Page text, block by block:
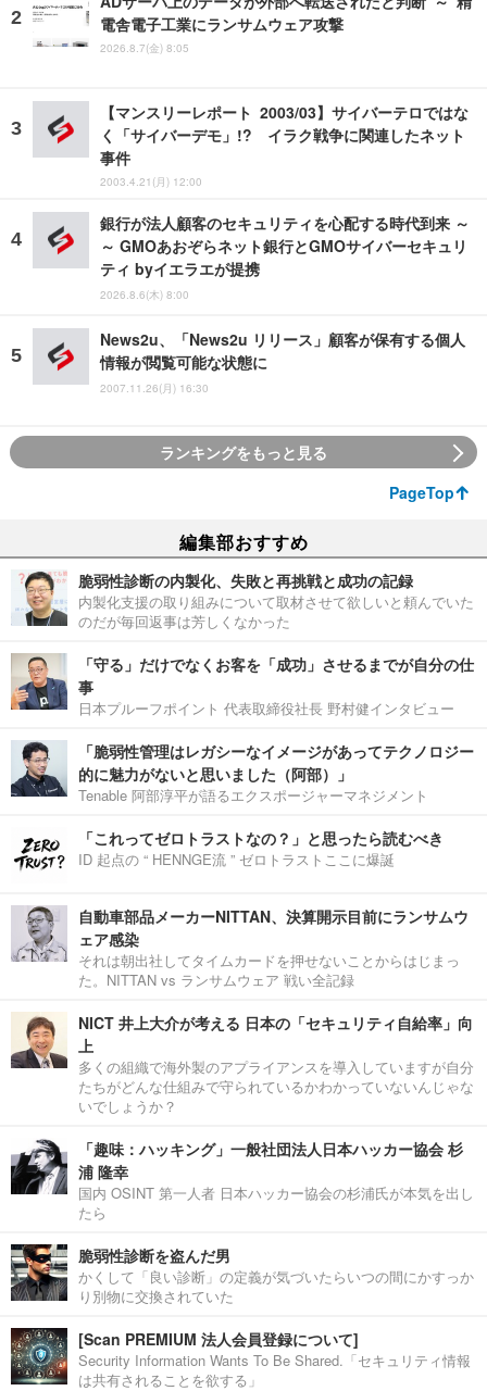
電舎電子工業にランサムウェア攻撃
2026.8.7(金) 8:05
【マンスリーレポート 2003/03】サイバーテロではな
く「サイバーデモ」!? イラク戦争に関連したネット
事件
2003.4.21(月) 12:00
銀行が法人顧客のセキュリティを心配する時代到来 ～
～ GMOあおぞらネット銀行とGMOサイバーセキュリ
ティ byイエラエが提携
2026.8.6(木) 8:00
News2u、「News2u リリース」顧客が保有する個人
情報が閲覧可能な状態に
2007.11.26(月) 16:30
ランキングをもっと見る
PageTop
編集部おすすめ
脆弱性診断の内製化、失敗と再挑戦と成功の記録
内製化支援の取り組みについて取材させて欲しいと頼んでいた
のだが毎回返事は芳しくなかった
「守る」だけでなくお客を「成功」させるまでが自分の仕
事
日本プルーフポイント 代表取締役社長 野村健インタビュー
「脆弱性管理はレガシーなイメージがあってテクノロジー
的に魅力がないと思いました（阿部）」
Tenable 阿部淳平が語るエクスポージャーマネジメント
「これってゼロトラストなの？」と思ったら読むべき
ID 起点の “ HENNGE流 ” ゼロトラストここに爆誕
自動車部品メーカーNITTAN、決算開示目前にランサムウ
ェア感染
それは朝出社してタイムカードを押せないことからはじまっ
た。NITTAN vs ランサムウェア 戦い全記録
NICT 井上大介が考える 日本の「セキュリティ自給率」向
上
多くの組織で海外製のアプライアンスを導入していますが自分
たちがどんな仕組みで守られているかわかっていないんじゃな
いでしょうか？
「趣味：ハッキング」一般社団法人日本ハッカー協会 杉
浦 隆幸
国内 OSINT 第一人者 日本ハッカー協会の杉浦氏が本気を出し
たら
脆弱性診断を盗んだ男
かくして「良い診断」の定義が気づいたらいつの間にかすっか
り別物に交換されていた
[Scan PREMIUM 法人会員登録について]
Security Information Wants To Be Shared.「セキュリティ情報
は共有されることを欲する」